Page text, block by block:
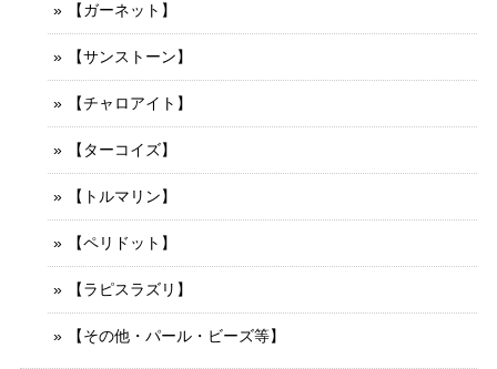
【ガーネット】
【サンストーン】
【チャロアイト】
【ターコイズ】
【トルマリン】
【ペリドット】
【ラピスラズリ】
【その他・パール・ビーズ等】